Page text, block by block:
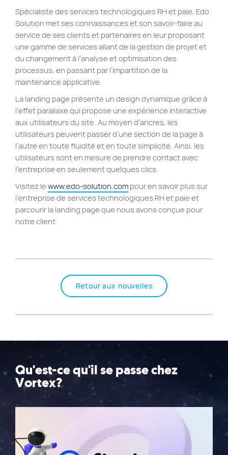
Plan du site
Site Web municipal
Vie Privée
VortexLab
40 rue Jean-Talon E., Montreal
514 278-7575
Spécialiste des services technologiques RH et paie, Edo
Solution met ses connaissances et son savoir-faire au
service de ses clients et partenaires en leur proposant
une gamme de services allant de la gestion de projet et
du changement à l’analyse et optimisation des
processus, en passant par l’impartition de la
maintenance applicative.
La landing page présente un design dynamique grâce à
l’effet parallaxe qui propose une expérience interactive
aux utilisateurs du site. Au moyen d’ancres, les
utilisateurs peuvent passer d’une section de la page à
l’autre en toute fluidité et en toute simplicité. Ainsi, les
utilisateurs sont en mesure de prendre contact avec
l’entreprise en seulement quelques clics.
Visitez le www.edo-solution.com pour en savoir plus sur
l’entreprise de services technologiques RH et paie et
parcourir la landing page que nous avons conçue pour
notre client.
Retour aux nouvelles
Qu'est-ce qu'il se passe chez
Vortex?